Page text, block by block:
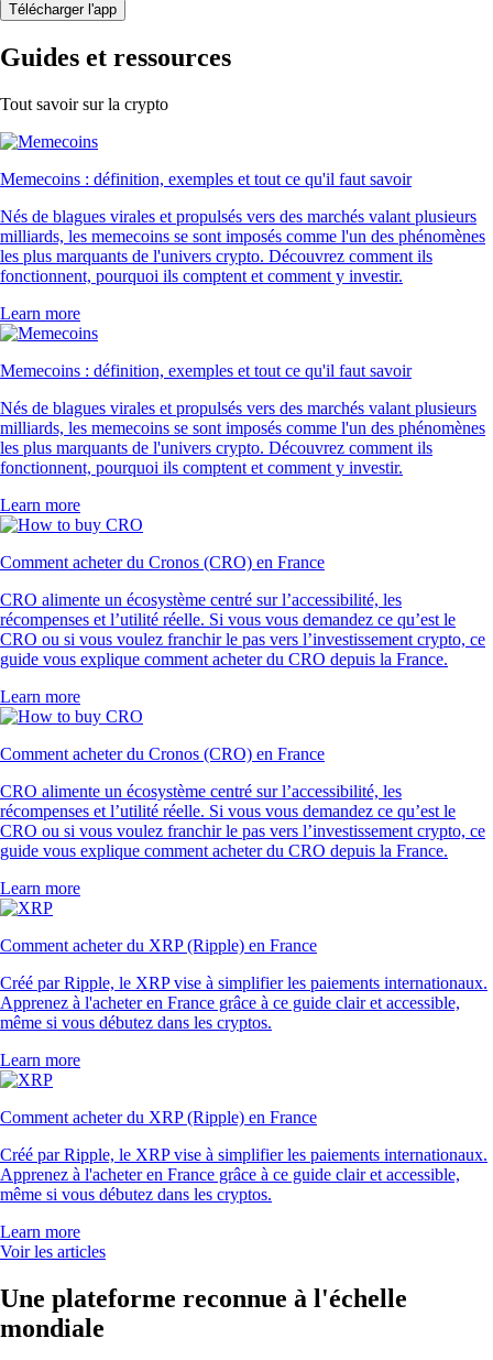
Télécharger l'app
Guides et ressources
Tout savoir sur la crypto
Memecoins : définition, exemples et tout ce qu'il faut savoir
Nés de blagues virales et propulsés vers des marchés valant plusieurs
milliards, les memecoins se sont imposés comme l'un des phénomènes
les plus marquants de l'univers crypto. Découvrez comment ils
fonctionnent, pourquoi ils comptent et comment y investir.
Learn more
Memecoins : définition, exemples et tout ce qu'il faut savoir
Nés de blagues virales et propulsés vers des marchés valant plusieurs
milliards, les memecoins se sont imposés comme l'un des phénomènes
les plus marquants de l'univers crypto. Découvrez comment ils
fonctionnent, pourquoi ils comptent et comment y investir.
Learn more
Comment acheter du Cronos (CRO) en France
CRO alimente un écosystème centré sur l’accessibilité, les
récompenses et l’utilité réelle. Si vous vous demandez ce qu’est le
CRO ou si vous voulez franchir le pas vers l’investissement crypto, ce
guide vous explique comment acheter du CRO depuis la France.
Learn more
Comment acheter du Cronos (CRO) en France
CRO alimente un écosystème centré sur l’accessibilité, les
récompenses et l’utilité réelle. Si vous vous demandez ce qu’est le
CRO ou si vous voulez franchir le pas vers l’investissement crypto, ce
guide vous explique comment acheter du CRO depuis la France.
Learn more
Comment acheter du XRP (Ripple) en France
Créé par Ripple, le XRP vise à simplifier les paiements internationaux.
Apprenez à l'acheter en France grâce à ce guide clair et accessible,
même si vous débutez dans les cryptos.
Learn more
Comment acheter du XRP (Ripple) en France
Créé par Ripple, le XRP vise à simplifier les paiements internationaux.
Apprenez à l'acheter en France grâce à ce guide clair et accessible,
même si vous débutez dans les cryptos.
Learn more
Voir les articles
Une plateforme reconnue à l'échelle
mondiale